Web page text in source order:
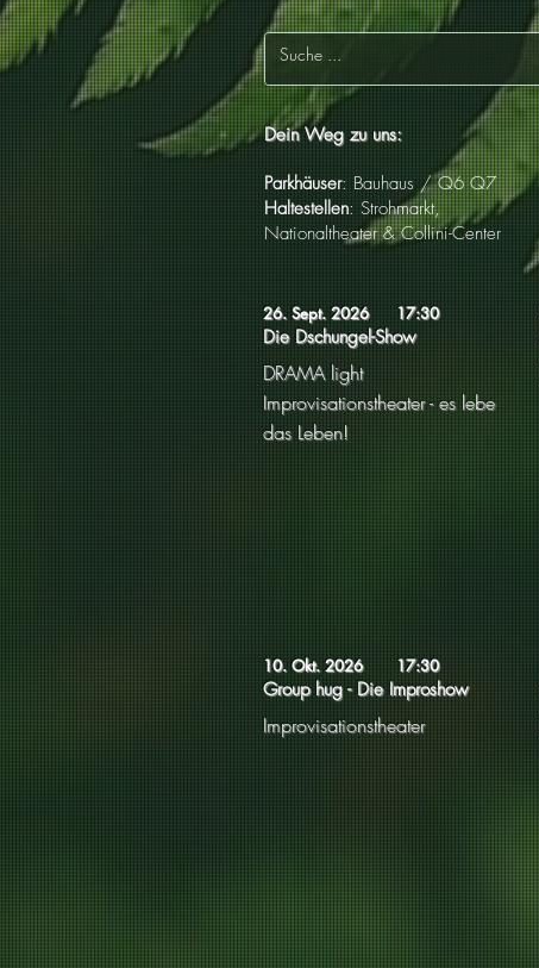
Dein Weg zu uns:
Parkhäuser: Bauhaus / Q6 Q7
Haltestellen: Strohmarkt,
Nationaltheater & Collini-Center
26. Sept. 2026
Die Dschungel-Show
17:30
DRAMA light
Improvisationstheater - es lebe
das Leben!
10. Okt. 2026
Group hug - Die Improshow
17:30
Improvisationstheater